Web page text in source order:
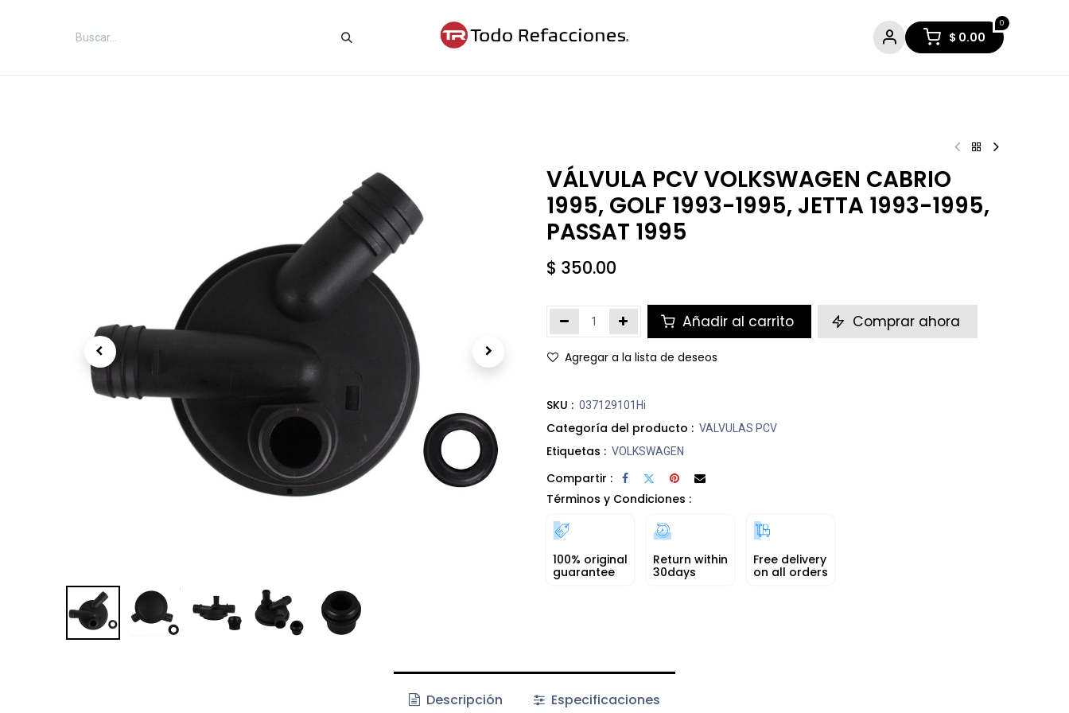
0
$ 0.00
VÁLVULA PCV VOLKSWAGEN CABRIO
1995, GOLF 1993-1995, JETTA 1993-1995,
PASSAT 1995
$ 350.00
Añadir al carrito Comprar ahora
Agregar a la lista de deseos
SKU : 037129101Hi
Categoría del producto : VALVULAS PCV
Etiquetas : VOLKSWAGEN
Compartir :
Términos y Condiciones :
100% original
guarantee
Return within
30days
Free delivery
on all orders
Descripción Especificaciones